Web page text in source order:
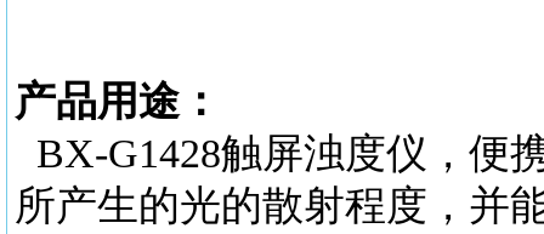
产品用途：
BX-G1428触屏浊度仪，便
所产生的光的散射程度，并